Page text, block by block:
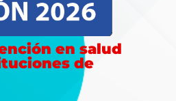
en salud
de